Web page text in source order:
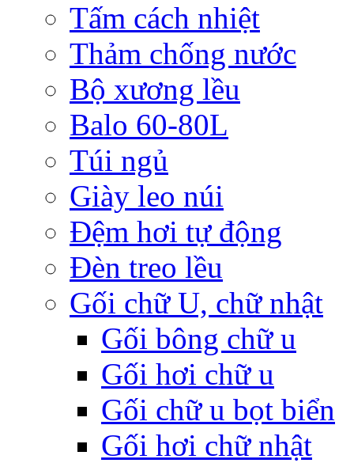
Tấm cách nhiệt
Thảm chống nước
Bộ xương lều
Balo 60-80L
Túi ngủ
Giày leo núi
Đệm hơi tự động
Đèn treo lều
Gối chữ U, chữ nhật
Gối bông chữ u
Gối hơi chữ u
Gối chữ u bọt biển
Gối hơi chữ nhật